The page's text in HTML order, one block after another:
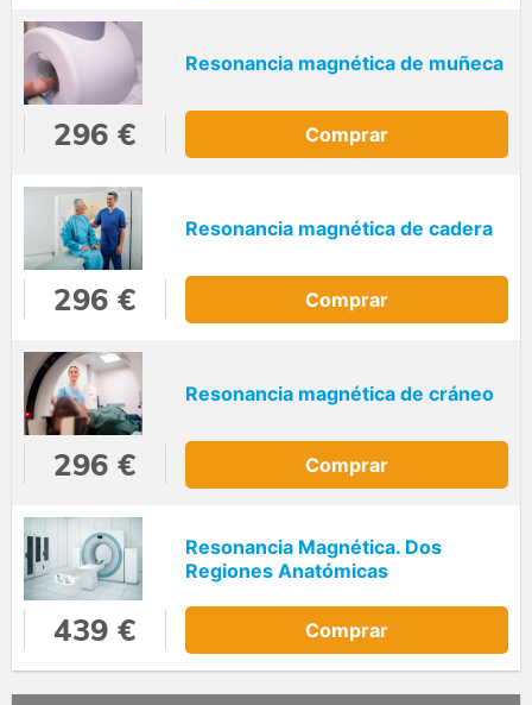
Resonancia magnética de muñeca
296 € Comprar
Resonancia magnética de cadera
296 € Comprar
Resonancia magnética de cráneo
296 € Comprar
Resonancia Magnética. Dos
Regiones Anatómicas
439 € Comprar